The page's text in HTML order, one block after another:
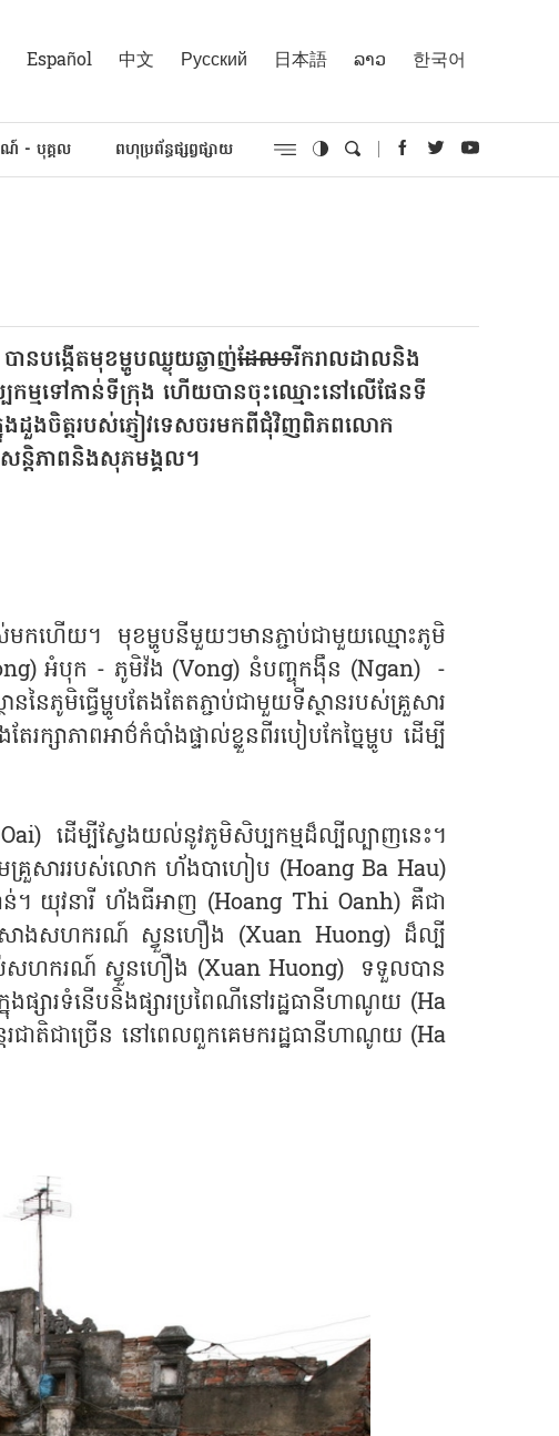
Español 中文 Русский 日本語 ລາວ 한국어
រណ៍ - បុគ្គល ពហុប្រព័ន្ធផ្សព្វផ្សាយ
បានបង្កើតមុខម្ហូបឈ្ងុយឆ្ងាញ់ដែល​ទរីករាលដាលនិង
កម្មទៅកាន់ទីក្រុង ហើយបានចុះឈ្មោះនៅលើផែនទី
ងដួងចិត្តរបស់ភ្ញៀវទេសចរមកពីជុំវិញពិភពលោក
សន្តិភាពនិងសុភមង្គល។
កហើយ។ មុខម្ហូបនីមួយៗមានភ្ជាប់ជាមួយឈ្មោះភូមិ
អំបុក - ភូមិវ៉ង (Vong) នំបញ្ចុកង៉ឹន (Ngan) -
ធ្វើម្ហូបតែងតែតភ្ជាប់ជាមួយទីស្ថានរបស់គ្រួសារ
ាពអាថ៌កំបាំងផ្ទាល់ខ្លួនពីរបៀបកែច្នៃម្ហូប ដើម្បី
ដើម្បីស្វែងយល់នូវភូមិសិប្បកម្មដ៏ល្បីល្បាញនេះ។
គ្រួសាររបស់លោក ហ័ងបាហៀប (Hoang Ba Hau)
ាន់។ យុវនារី ហ័ងធីអាញ (Hoang Thi Oanh) គឺជា
រកសាងសហករណ៍ ស្វួនហឿង (Xuan Huong) ដ៏ល្បី
សហករណ៍ ស្វួនហឿង (Xuan Huong) ទទួលបាន
សារទំនើបនិងផ្សារប្រពៃណីនៅរដ្ឋធានីហាណូយ (Ha
ជាតិជាច្រើន នៅពេលពួកគេមករដ្ឋធានីហាណូយ (Ha